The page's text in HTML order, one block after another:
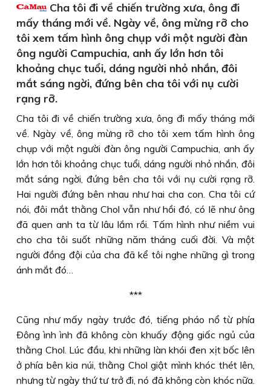
Cha tôi đi về chiến trường xưa, ông đi
mấy tháng mới về. Ngày về, ông mừng rỡ cho
tôi xem tấm hình ông chụp với một người đàn
ông người Campuchia, anh ấy lớn hơn tôi
khoảng chục tuổi, dáng người nhỏ nhắn, đôi
mắt sáng ngời, đứng bên cha tôi với nụ cười
rạng rỡ.
Cha tôi đi về chiến trường xưa, ông đi mấy tháng mới
về. Ngày về, ông mừng rỡ cho tôi xem tấm hình ông
chụp với một người đàn ông người Campuchia, anh ấy
lớn hơn tôi khoảng chục tuổi, dáng người nhỏ nhắn, đôi
mắt sáng ngời, đứng bên cha tôi với nụ cười rạng rỡ.
Hai người đứng bên nhau như hai cha con. Cha tôi cứ
nói, đôi mắt thằng Chol vẫn như hồi đó, có lẽ như ông
đã quen anh ta từ lâu lắm rồi. Tấm hình như niềm vui
cho cha tôi suốt những năm tháng cuối đời. Và một
người đồng đội của cha đã kể tôi nghe những gì trong
ánh mắt đó…
***
Cũng như mấy ngày trước đó, tiếng pháo nổ từ phía
Ðông ình ình đã không còn khuấy động giấc ngủ của
thằng Chol. Lúc đầu, khi những làn khói đen xịt bốc lên
ở phía bên kia núi, thằng Chol giật mình khóc thét lên,
nhưng từ ngày thứ tư trở đi, nó đã không còn khóc nữa.